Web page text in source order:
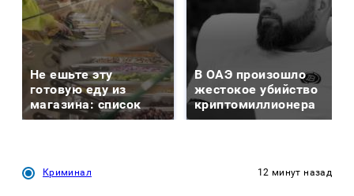
Не ешьте эту
готовую еду из
магазина: список
В ОАЭ произошло
жестокое убийство
криптомиллионера
Криминал 12 минут назад